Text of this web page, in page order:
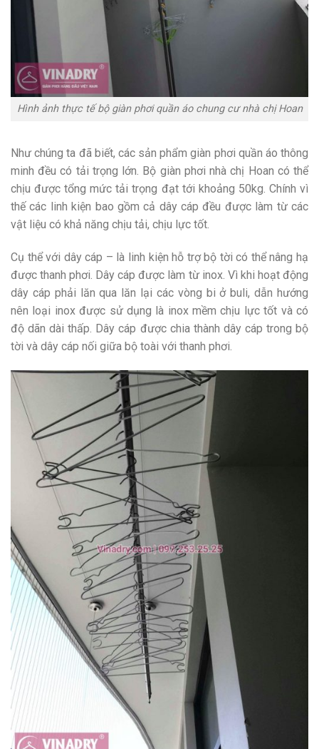
Hình ảnh thực tế bộ giàn phơi quần áo chung cư nhà chị Hoan
Như chúng ta đã biết, các sản phẩm giàn phơi quần áo thông
minh đều có tải trọng lớn. Bộ giàn phơi nhà chị Hoan có thể
chịu được tổng mức tải trọng đạt tới khoảng 50kg. Chính vì
thế các linh kiện bao gồm cả dây cáp đều được làm từ các
vật liệu có khả năng chịu tải, chịu lực tốt.
Cụ thể với dây cáp – là linh kiện hỗ trợ bộ tời có thể nâng hạ
được thanh phơi. Dây cáp được làm từ inox. Vì khi hoạt động
dây cáp phải lăn qua lăn lại các vòng bi ở buli, dẫn hướng
nên loại inox được sử dụng là inox mềm chịu lực tốt và có
độ dãn dài thấp. Dây cáp được chia thành dây cáp trong bộ
tời và dây cáp nối giữa bộ toài với thanh phơi.